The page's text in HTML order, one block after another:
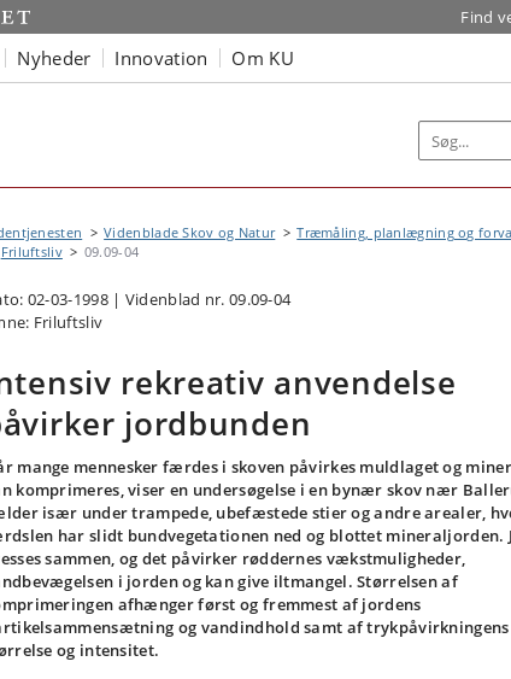
Find
Nyheder Innovation Om KU
Videnblade Skov og Natur
Træmåling, planlægning og
Friluftsliv
09.09-04
02-03-1998 | Videnblad nr. 09.09-04
Friluftsliv
rekreativ anvendelse
jordbunden
mange mennesker færdes i skoven påvirkes muldlaget og
komprimeres, viser en undersøgelse i en bynær skov nær
især under trampede, ubefæstede stier og andre arealer,
har slidt bundvegetationen ned og blottet mineraljorden.
sammen, og det påvirker røddernes vækstmuligheder,
i jorden og kan give iltmangel. Størrelsen af
afhænger først og fremmest af jordens
og vandindhold samt af trykpåvirkningens
og intensitet.